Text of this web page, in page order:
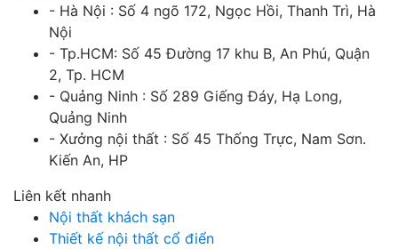
- Hà Nội : Số 4 ngõ 172, Ngọc Hồi, Thanh Trì, Hà
Nội
- Tp.HCM: Số 45 Đường 17 khu B, An Phú, Quận
2, Tp. HCM
- Quảng Ninh : Số 289 Giếng Đáy, Hạ Long,
Quảng Ninh
- Xưởng nội thất : Số 45 Thống Trực, Nam Sơn.
Kiến An, HP
Liên kết nhanh
Nội thất khách sạn
Thiết kế nội thất cổ điển